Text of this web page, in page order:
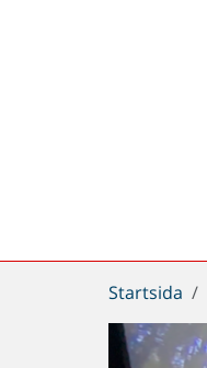
Du
är
här:
Startsida